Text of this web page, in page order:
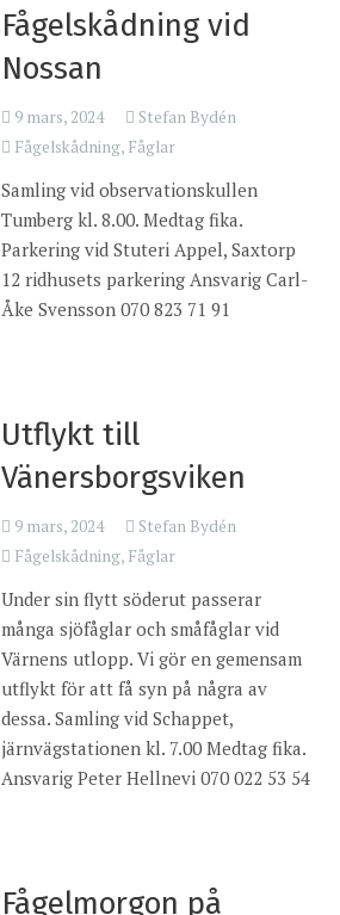
Fågelskådning vid
Nossan
9 mars, 2024
Stefan Bydén
Fågelskådning, Fåglar
Samling vid observationskullen
Tumberg kl. 8.00. Medtag fika.
Parkering vid Stuteri Appel, Saxtorp
12 ridhusets parkering Ansvarig Carl-
Åke Svensson 070 823 71 91
Utflykt till
Vänersborgsviken
9 mars, 2024
Stefan Bydén
Fågelskådning, Fåglar
Under sin flytt söderut passerar
många sjöfåglar och småfåglar vid
Värnens utlopp. Vi gör en gemensam
utflykt för att få syn på några av
dessa. Samling vid Schappet,
järnvägstationen kl. 7.00 Medtag fika.
Ansvarig Peter Hellnevi 070 022 53 54
Fågelmorgon på